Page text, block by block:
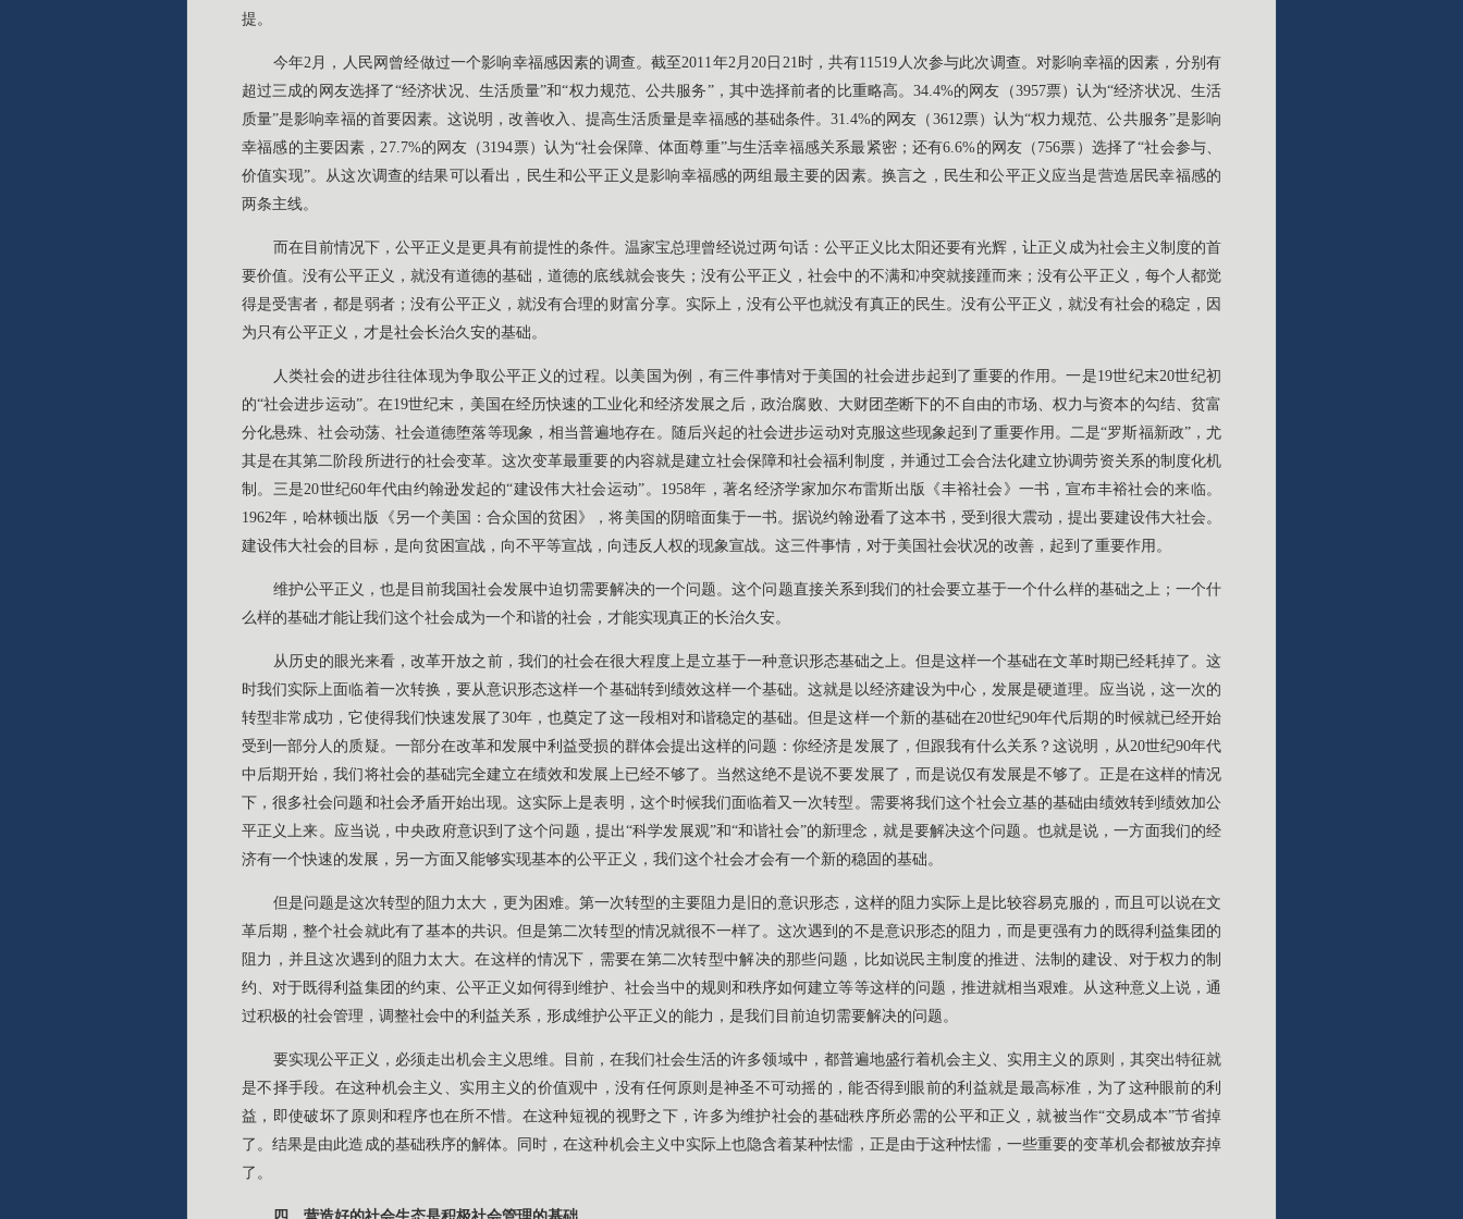
提。
今年2月，人民网曾经做过一个影响幸福感因素的调查。截至2011年2月20日21时，共有11519人次参与此次调查。对影响幸福的因素，分别有
超过三成的网友选择了“经济状况、生活质量”和“权力规范、公共服务”，其中选择前者的比重略高。34.4%的网友（3957票）认为“经济状况、生活
质量”是影响幸福的首要因素。这说明，改善收入、提高生活质量是幸福感的基础条件。31.4%的网友（3612票）认为“权力规范、公共服务”是影响
幸福感的主要因素，27.7%的网友（3194票）认为“社会保障、体面尊重”与生活幸福感关系最紧密；还有6.6%的网友（756票）选择了“社会参与、
价值实现”。从这次调查的结果可以看出，民生和公平正义是影响幸福感的两组最主要的因素。换言之，民生和公平正义应当是营造居民幸福感的
两条主线。
而在目前情况下，公平正义是更具有前提性的条件。温家宝总理曾经说过两句话：公平正义比太阳还要有光辉，让正义成为社会主义制度的首
要价值。没有公平正义，就没有道德的基础，道德的底线就会丧失；没有公平正义，社会中的不满和冲突就接踵而来；没有公平正义，每个人都觉
得是受害者，都是弱者；没有公平正义，就没有合理的财富分享。实际上，没有公平也就没有真正的民生。没有公平正义，就没有社会的稳定，因
为只有公平正义，才是社会长治久安的基础。
人类社会的进步往往体现为争取公平正义的过程。以美国为例，有三件事情对于美国的社会进步起到了重要的作用。一是19世纪末20世纪初
的“社会进步运动”。在19世纪末，美国在经历快速的工业化和经济发展之后，政治腐败、大财团垄断下的不自由的市场、权力与资本的勾结、贫富
分化悬殊、社会动荡、社会道德堕落等现象，相当普遍地存在。随后兴起的社会进步运动对克服这些现象起到了重要作用。二是“罗斯福新政”，尤
其是在其第二阶段所进行的社会变革。这次变革最重要的内容就是建立社会保障和社会福利制度，并通过工会合法化建立协调劳资关系的制度化机
制。三是20世纪60年代由约翰逊发起的“建设伟大社会运动”。1958年，著名经济学家加尔布雷斯出版《丰裕社会》一书，宣布丰裕社会的来临。
1962年，哈林顿出版《另一个美国：合众国的贫困》，将美国的阴暗面集于一书。据说约翰逊看了这本书，受到很大震动，提出要建设伟大社会。
建设伟大社会的目标，是向贫困宣战，向不平等宣战，向违反人权的现象宣战。这三件事情，对于美国社会状况的改善，起到了重要作用。
维护公平正义，也是目前我国社会发展中迫切需要解决的一个问题。这个问题直接关系到我们的社会要立基于一个什么样的基础之上；一个什
么样的基础才能让我们这个社会成为一个和谐的社会，才能实现真正的长治久安。
从历史的眼光来看，改革开放之前，我们的社会在很大程度上是立基于一种意识形态基础之上。但是这样一个基础在文革时期已经耗掉了。这
时我们实际上面临着一次转换，要从意识形态这样一个基础转到绩效这样一个基础。这就是以经济建设为中心，发展是硬道理。应当说，这一次的
转型非常成功，它使得我们快速发展了30年，也奠定了这一段相对和谐稳定的基础。但是这样一个新的基础在20世纪90年代后期的时候就已经开始
受到一部分人的质疑。一部分在改革和发展中利益受损的群体会提出这样的问题：你经济是发展了，但跟我有什么关系？这说明，从20世纪90年代
中后期开始，我们将社会的基础完全建立在绩效和发展上已经不够了。当然这绝不是说不要发展了，而是说仅有发展是不够了。正是在这样的情况
下，很多社会问题和社会矛盾开始出现。这实际上是表明，这个时候我们面临着又一次转型。需要将我们这个社会立基的基础由绩效转到绩效加公
平正义上来。应当说，中央政府意识到了这个问题，提出“科学发展观”和“和谐社会”的新理念，就是要解决这个问题。也就是说，一方面我们的经
济有一个快速的发展，另一方面又能够实现基本的公平正义，我们这个社会才会有一个新的稳固的基础。
但是问题是这次转型的阻力太大，更为困难。第一次转型的主要阻力是旧的意识形态，这样的阻力实际上是比较容易克服的，而且可以说在文
革后期，整个社会就此有了基本的共识。但是第二次转型的情况就很不一样了。这次遇到的不是意识形态的阻力，而是更强有力的既得利益集团的
阻力，并且这次遇到的阻力太大。在这样的情况下，需要在第二次转型中解决的那些问题，比如说民主制度的推进、法制的建设、对于权力的制
约、对于既得利益集团的约束、公平正义如何得到维护、社会当中的规则和秩序如何建立等等这样的问题，推进就相当艰难。从这种意义上说，通
过积极的社会管理，调整社会中的利益关系，形成维护公平正义的能力，是我们目前迫切需要解决的问题。
要实现公平正义，必须走出机会主义思维。目前，在我们社会生活的许多领域中，都普遍地盛行着机会主义、实用主义的原则，其突出特征就
是不择手段。在这种机会主义、实用主义的价值观中，没有任何原则是神圣不可动摇的，能否得到眼前的利益就是最高标准，为了这种眼前的利
益，即使破坏了原则和程序也在所不惜。在这种短视的视野之下，许多为维护社会的基础秩序所必需的公平和正义，就被当作“交易成本”节省掉
了。结果是由此造成的基础秩序的解体。同时，在这种机会主义中实际上也隐含着某种怯懦，正是由于这种怯懦，一些重要的变革机会都被放弃掉
了。